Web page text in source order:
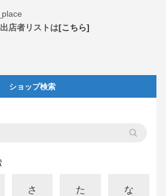
店者リストは[こちら]
ショップ検索
さ た な